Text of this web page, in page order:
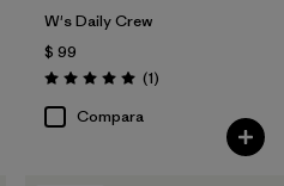
W's Daily Crew
$ 99
Valoración: 5.0 / 5
(1Comentarios
)
Compara